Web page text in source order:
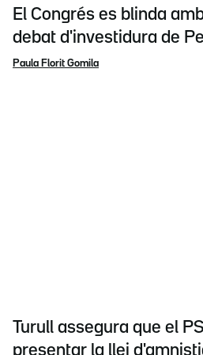
El Congrés es blinda
debat d'investidura de
Paula Florit Gomila
Turull assegura que el
presentar la llei